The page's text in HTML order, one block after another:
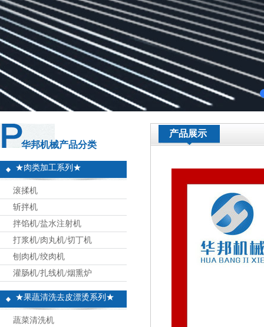
华邦机械产品分类
★肉类加工系列★
滚揉机
斩拌机
拌馅机/盐水注射机
打浆机/肉丸机/切丁机
刨肉机/绞肉机
灌肠机/扎线机/烟熏炉
★果蔬清洗去皮漂烫系列★
蔬菜清洗机
产品展示